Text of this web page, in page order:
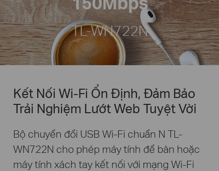
TL-WN722N
Kết Nối Wi-Fi Ổn Định, Đảm Bảo
Trải Nghiệm Lướt Web Tuyệt Vời
Bộ chuyển đổi USB Wi-Fi chuẩn N TL-
WN722N cho phép máy tính để bàn hoặc
máy tính xách tay kết nối với mạng Wi-Fi